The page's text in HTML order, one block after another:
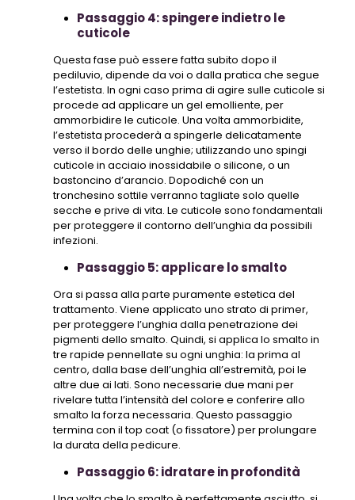
Passaggio 4: spingere indietro le
cuticole
Questa fase può essere fatta subito dopo il
pediluvio, dipende da voi o dalla pratica che segue
l’estetista. In ogni caso prima di agire sulle cuticole si
procede ad applicare un gel emolliente, per
ammorbidire le cuticole. Una volta ammorbidite,
l’estetista procederà a spingerle delicatamente
verso il bordo delle unghie; utilizzando uno spingi
cuticole in acciaio inossidabile o silicone, o un
bastoncino d’arancio. Dopodiché con un
tronchesino sottile verranno tagliate solo quelle
secche e prive di vita. Le cuticole sono fondamentali
per proteggere il contorno dell’unghia da possibili
infezioni.
Passaggio 5: applicare lo smalto
Ora si passa alla parte puramente estetica del
trattamento. Viene applicato uno strato di primer,
per proteggere l’unghia dalla penetrazione dei
pigmenti dello smalto. Quindi, si applica lo smalto in
tre rapide pennellate su ogni unghia: la prima al
centro, dalla base dell’unghia all’estremità, poi le
altre due ai lati. Sono necessarie due mani per
rivelare tutta l’intensità del colore e conferire allo
smalto la forza necessaria. Questo passaggio
termina con il top coat (o fissatore) per prolungare
la durata della pedicure.
Passaggio 6: idratare in profondità